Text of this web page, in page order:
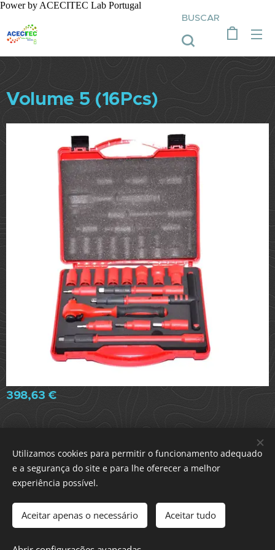
Power by ACECITEC Lab Portugal
BUSCAR
Volume 5 (16Pcs)
398,63 €
Adicionar ao carrinho
Parece Muito / Dura Muito / Compensa Muito
ACECITEC LAB. Portugal / All rights reserved
Cookies
Português
English
Utilizamos cookies para permitir o funcionamento adequado
e a segurança do site e para lhe oferecer a melhor
experiência possível.
Aceitar apenas o necessário Aceitar tudo